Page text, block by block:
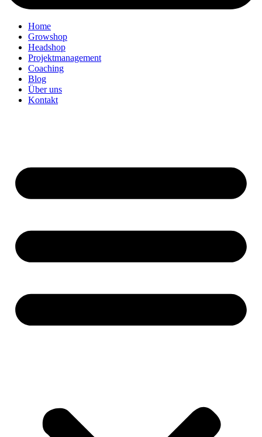
Home
Growshop
Headshop
Projektmanagement
Coaching
Blog
Über uns
Kontakt